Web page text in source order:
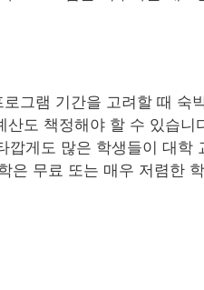
그램 기간을 고려할 때 숙
도 책정해야 할 수 있습니
깝게도 많은 학생들이 대학
은 무료 또는 매우 저렴한